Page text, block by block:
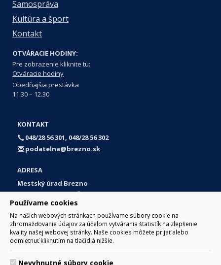
Používame cookies
Na našich webových stránkach používame súbory cookie na
zhromažďovanie údajov za účelom vytvárania štatistík na zlepšenie
kvality našej webovej stránky. Naše cookies môžete prijať alebo
odmietnuť kliknutím na tlačidlá nižšie.
Nevyhnutné súbory cookie
Samospráva
Kultúra a šport
Kontakt
OTVÁRACIE HODINY:
Pre zobrazenie kliknite tu:
Otváracie hodiny
Obedňajšia prestávka
11.30 – 12.30
KONTAKT
048/28 56 301, 048/28 56 302
podatelna@brezno.sk
ADRESA
Mestský úrad Brezno
Námestie gen. M. R. Štefánika 1
977 01 Brezno
Slovakia (Slovak Republic)